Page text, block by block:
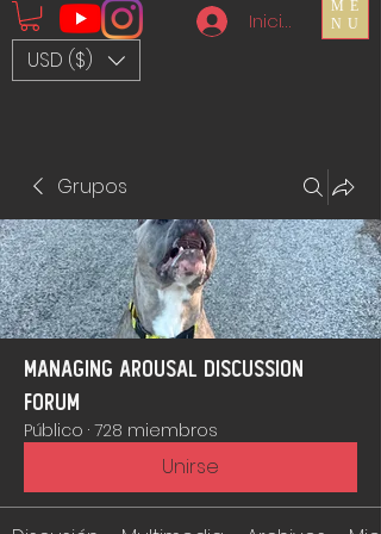
Iniciar sesión
ME
NU
USD ($)
Grupos
Managing Arousal Discussion
Forum
Público · 728 miembros
Unirse